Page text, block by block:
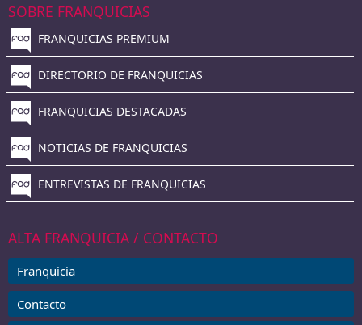
SOBRE FRANQUICIAS
FRANQUICIAS PREMIUM
DIRECTORIO DE FRANQUICIAS
FRANQUICIAS DESTACADAS
NOTICIAS DE FRANQUICIAS
ENTREVISTAS DE FRANQUICIAS
ALTA FRANQUICIA / CONTACTO